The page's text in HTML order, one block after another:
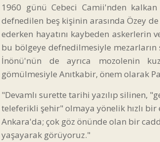
1960 günü Cebeci Camii'nden
defnedilen beş kişinin arasında Özey
ederken hayatını kaybeden askerlerin
bu bölgeye defnedilmesiyle mezarların
İnönü'nün de ayrıca mozolenin
gömülmesiyle Anıtkabir, önem olarak
"Devamlı surette tarihi yazılıp silinen,
teleferikli şehir" olmaya yönelik hızlı
Ankara'da; çok göz önünde olan bir
yaşayarak görüyoruz."